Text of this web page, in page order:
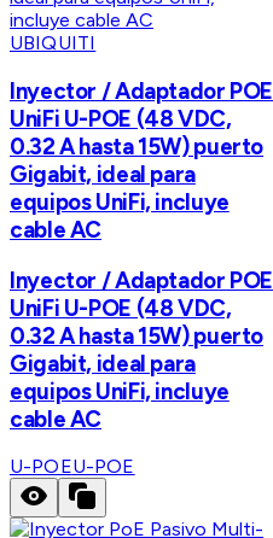
UBIQUITI
Inyector / Adaptador POE
UniFi U-POE (48 VDC,
0.32 A hasta 15W) puerto
Gigabit, ideal para
equipos UniFi, incluye
cable AC
Inyector / Adaptador POE
UniFi U-POE (48 VDC,
0.32 A hasta 15W) puerto
Gigabit, ideal para
equipos UniFi, incluye
cable AC
U-POEU-POE